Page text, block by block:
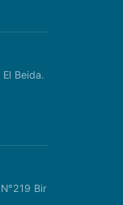
Beida.
Bir